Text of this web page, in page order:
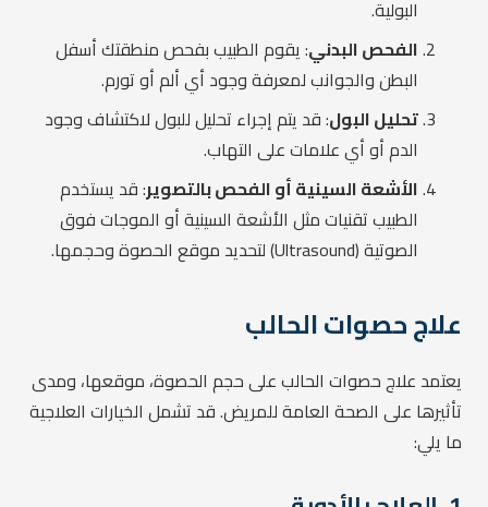
البولية.
الفحص البدني: يقوم الطبيب بفحص منطقتك أسفل
البطن والجوانب لمعرفة وجود أي ألم أو تورم.
تحليل البول: قد يتم إجراء تحليل للبول لاكتشاف وجود
الدم أو أي علامات على التهاب.
الأشعة السينية أو الفحص بالتصوير: قد يستخدم
الطبيب تقنيات مثل الأشعة السينية أو الموجات فوق
الصوتية (Ultrasound) لتحديد موقع الحصوة وحجمها.
علاج حصوات الحالب
يعتمد علاج حصوات الحالب على حجم الحصوة، موقعها، ومدى
تأثيرها على الصحة العامة للمريض. قد تشمل الخيارات العلاجية
ما يلي: